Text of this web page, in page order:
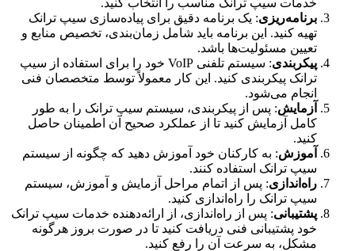
برنامه‌ریزی: یک برنامه دقیق برای پیاده‌سازی سیپ ترانک
تهیه کنید. این برنامه باید شامل زمان‌بندی، تخصیص منابع و
تعیین مسئولیت‌ها باشد.
پیکربندی
: سیستم تلفنی VoIP خود را برای استفاده از سیپ
ترانک پیکربندی کنید. این کار معمولاً توسط متخصصان فنی
انجام می‌شود.
آزمایش: پس از پیکربندی، سیستم سیپ ترانک را به طور
کامل آزمایش کنید تا از عملکرد صحیح آن اطمینان حاصل
کنید.
آموزش: به کارکنان خود آموزش دهید که چگونه از سیستم
سیپ ترانک استفاده کنند.
راه‌اندازی: پس از اتمام مراحل آزمایش و آموزش، سیستم
سیپ ترانک را راه‌اندازی کنید.
پشتیبانی: پس از راه‌اندازی، از ارائه‌دهنده خدمات سیپ ترانک
خود پشتیبانی فنی دریافت کنید تا در صورت بروز هرگونه
مشکل، به سرعت آن را رفع کنید.